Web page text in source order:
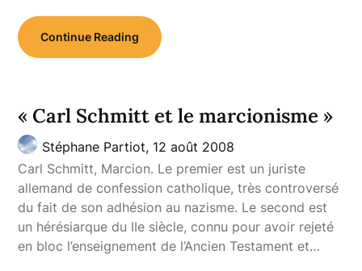
Continue Reading
« Carl Schmitt et le marcionisme »
Stéphane Partiot, 12 août 2008
Carl Schmitt, Marcion. Le premier est un juriste
allemand de confession catholique, très controversé
du fait de son adhésion au nazisme. Le second est
un hérésiarque du IIe siècle, connu pour avoir rejeté
en bloc l’enseignement de l’Ancien Testament et…